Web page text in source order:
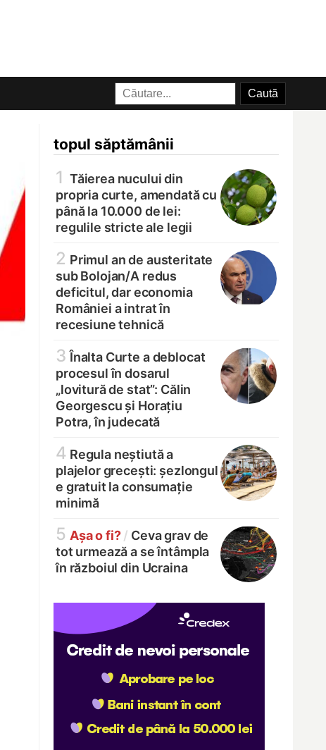
topul săptămânii
1 Tăierea nucului din
propria curte, amendată cu
până la 10.000 de lei:
regulile stricte ale legii
2 Primul an de austeritate
sub Bolojan/A redus
deficitul, dar economia
României a intrat în
recesiune tehnică
3 Înalta Curte a deblocat
procesul în dosarul
„lovitură de stat”: Călin
Georgescu și Horațiu
Potra, în judecată
4 Regula neștiută a
plajelor grecești: șezlongul
e gratuit la consumație
minimă
5 Așa o fi? / Ceva grav de
tot urmează a se întâmpla
în războiul din Ucraina